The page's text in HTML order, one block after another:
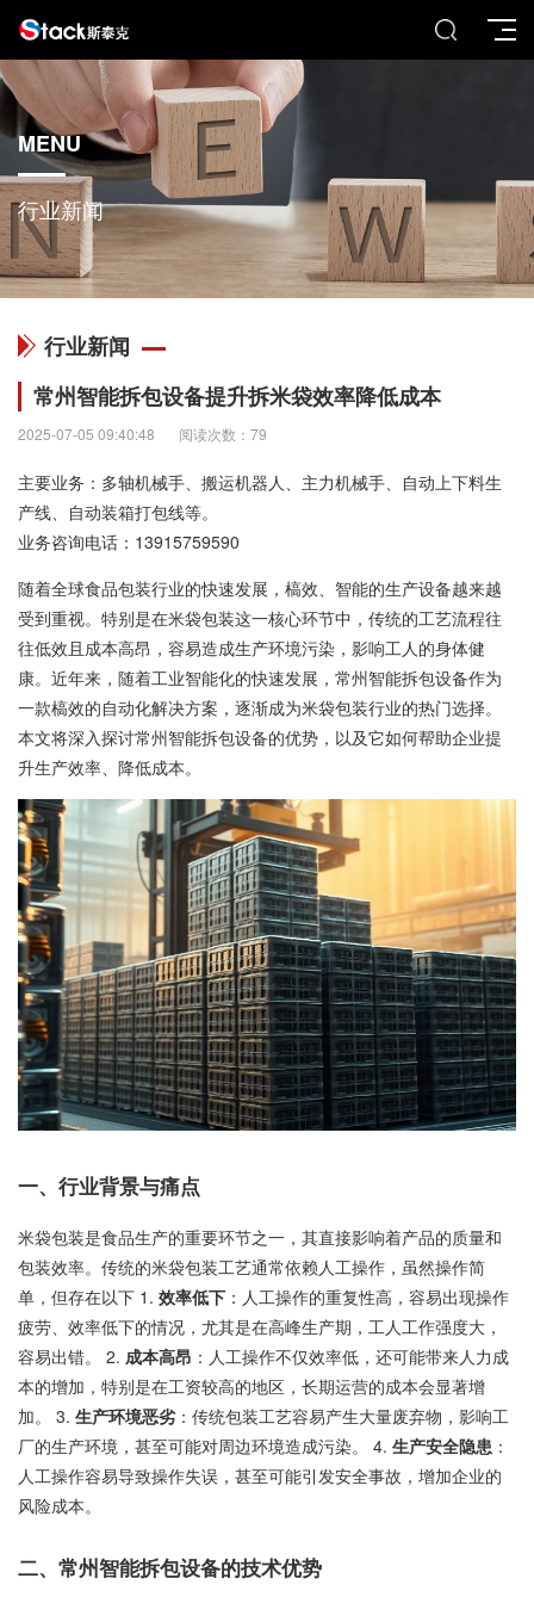
MENU
行业新闻
行业新闻
常州智能拆包设备提升拆米袋效率降低成本
2025-07-05 09:40:48 阅读次数：79
主要业务：多轴机械手、搬运机器人、主力机械手、自动上下料生
产线、自动装箱打包线等。
业务咨询电话： 13915759590
随着全球食品包装行业的快速发展，槁效、智能的生产设备越来越
受到重视。特别是在米袋包装这一核心环节中，传统的工艺流程往
往低效且成本高昂，容易造成生产环境污染，影响工人的身体健
康。近年来，随着工业智能化的快速发展，常州智能拆包设备作为
一款槁效的自动化解决方案，逐渐成为米袋包装行业的热门选择。
本文将深入探讨常州智能拆包设备的优势，以及它如何帮助企业提
升生产效率、降低成本。
一、行业背景与痛点
米袋包装是食品生产的重要环节之一，其直接影响着产品的质量和
包装效率。传统的米袋包装工艺通常依赖人工操作，虽然操作简
单，但存在以下 1. 效率低下 ：人工操作的重复性高，容易出现操作
疲劳、效率低下的情况，尤其是在高峰生产期，工人工作强度大，
容易出错。 2. 成本高昂 ：人工操作不仅效率低，还可能带来人力成
本的增加，特别是在工资较高的地区，长期运营的成本会显著增
加。 3. 生产环境恶劣：传统包装工艺容易产生大量废弃物，影响工
厂的生产环境，甚至可能对周边环境造成污染。 4. 生产安全隐患 ：
人工操作容易导致操作失误，甚至可能引发安全事故，增加企业的
风险成本。
二、常州智能拆包设备的技术优势